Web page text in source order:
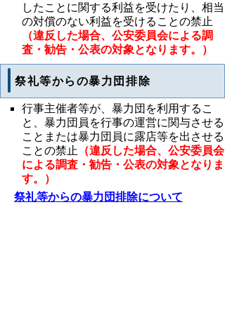
したことに関する利益を受けたり、相当
の対償のない利益を受けることの禁止
（違反した場合、公安委員会による調
査・勧告・公表の対象となります。）
祭礼等からの暴力団排除
行事主催者等が、暴力団を利用するこ
と、暴力団員を行事の運営に関与させる
ことまたは暴力団員に露店等を出させる
ことの禁止
（違反した場合、公安委員会
による調査・勧告・公表の対象となりま
す。）
祭礼等からの暴力団排除について